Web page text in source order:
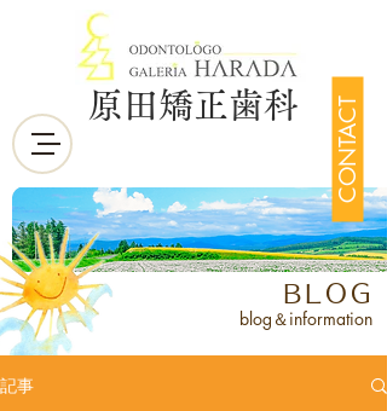
CONTACT
原田矯正歯科
BLOG
blog＆information
記事